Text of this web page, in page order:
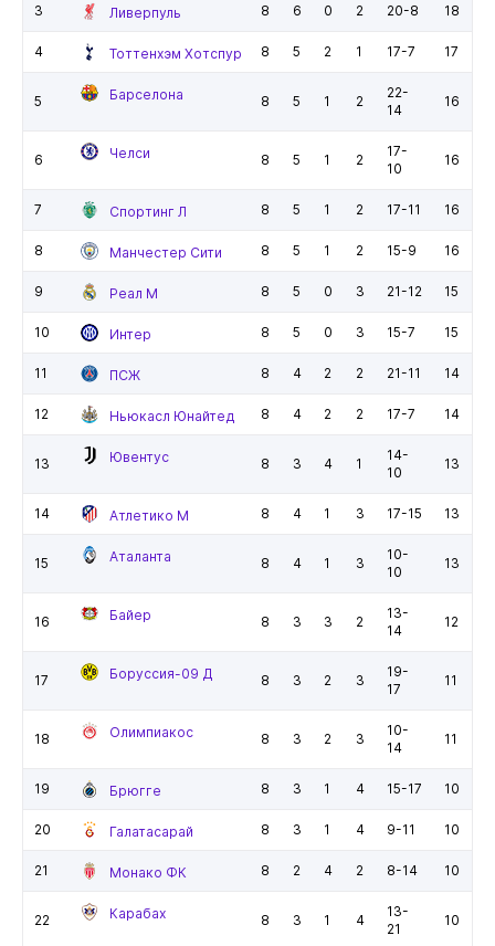
3 Ливерпуль 8 6 0 2 20-8 18
4 Тоттенхэм Хотспур 8 5 2 1 17-7 17
5 Барселона 8 5 1 2
22-
14
16
6 Челси 8 5 1 2
17-
10
16
7 Спортинг Л 8 5 1 2 17-11 16
8 Манчестер Сити 8 5 1 2 15-9 16
9 Реал М 8 5 0 3 21-12 15
10 Интер 8 5 0 3 15-7 15
11 ПСЖ 8 4 2 2 21-11 14
12 Ньюкасл Юнайтед 8 4 2 2 17-7 14
13 Ювентус 8 3 4 1
14-
10
13
14 Атлетико М 8 4 1 3 17-15 13
15 Аталанта 8 4 1 3
10-
10
13
16 Байер 8 3 3 2
13-
14
12
17 Боруссия-09 Д 8 3 2 3
19-
17
11
18 Олимпиакос 8 3 2 3
10-
14
11
19 Брюгге 8 3 1 4 15-17 10
20 Галатасарай 8 3 1 4 9-11 10
21 Монако ФК 8 2 4 2 8-14 10
22 Карабах 8 3 1 4
13-
21
10